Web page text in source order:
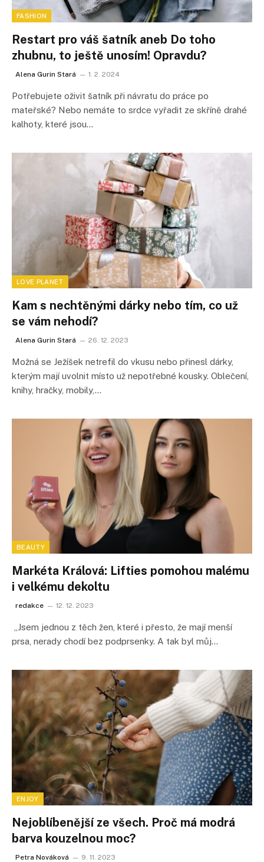
FASHION
Restart pro váš šatník aneb Do toho
zhubnu, to ještě unosím! Opravdu?
Alena Gurin Stará 1. 2. 2024
Potřebujete oživit šatník při návratu do práce po
mateřské? Nebo nemáte to srdce vyřadit ze skříně drahé
kalhoty, které jsou…
LOVE PLANET
Kam s nechtěnými dárky nebo tím, co už
se vám nehodí?
Alena Gurin Stará 26. 12. 2023
Možná se Ježíšek netrefil do vkusu nebo přinesl dárky,
kterým mají uvolnit místo už nepotřebné kousky. Oblečení,
knihy, hračky, mobily,…
BEAUTY
Markéta Králová: Lifties pomohou malému
i velkému dekoltu
redakce 12. 12. 2023
„Jsem jednou z těch žen, které i přesto, že mají menší
prsa, nerady chodí bez podprsenky. A tak byl můj…
ENJOY
Nejoblíbenější ze všech. Proč má modrá
barva kouzelnou moc?
Petra Nováková 9. 11. 2023